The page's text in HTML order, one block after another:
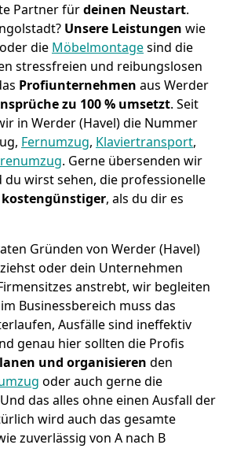
Partner fürdeinen Neustart.
Unsere Leistungen wie
oder die Möbelmontagesind die
stressfreien und reibungslosen
Profiunternehmen aus Werder
zu 100 % umsetzt. Seit
in Werder (Havel) die Nummer
Fernumzug, Klaviertransport,
. Gerne übersenden wir
wirst sehen, die professionelle
, als du dir es
Gründen von Werder (Havel)
oder dein Unternehmen
anstrebt, wir begleiten
Businessbereich muss das
Ausfälle sind ineffektiv
genau hier sollten die Profis
und organisieren den
oder auch gerne die
das alles ohne einen Ausfall der
wird auch das gesamte
zuverlässig von A nach B